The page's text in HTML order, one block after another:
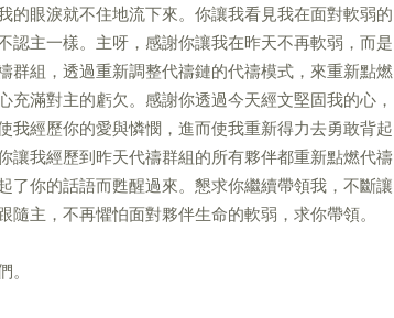
的眼淚就不住地流下來。你讓我看見我在面對軟弱的
認主一樣。主呀，感謝你讓我在昨天不再軟弱，而是
群組，透過重新調整代禱鏈的代禱模式，來重新點燃
滿對主的虧欠。感謝你透過今天經文堅固我的心，
我經歷你的愛與憐憫，進而使我重新得力去勇敢背起
讓我經歷到昨天代禱群組的所有夥伴都重新點燃代禱
了你的話語而甦醒過來。懇求你繼續帶領我，不斷讓
主，不再懼怕面對夥伴生命的軟弱，求你帶領。